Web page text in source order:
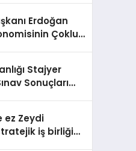
Erdoğan
Çoklu
Stajyer
Sonuçları
ez Zeydi
iş birliği